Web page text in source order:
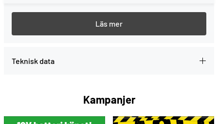
Passar motorn 707197 och på sågar från 1997 och framåt.
Teknisk data
Kampanjer